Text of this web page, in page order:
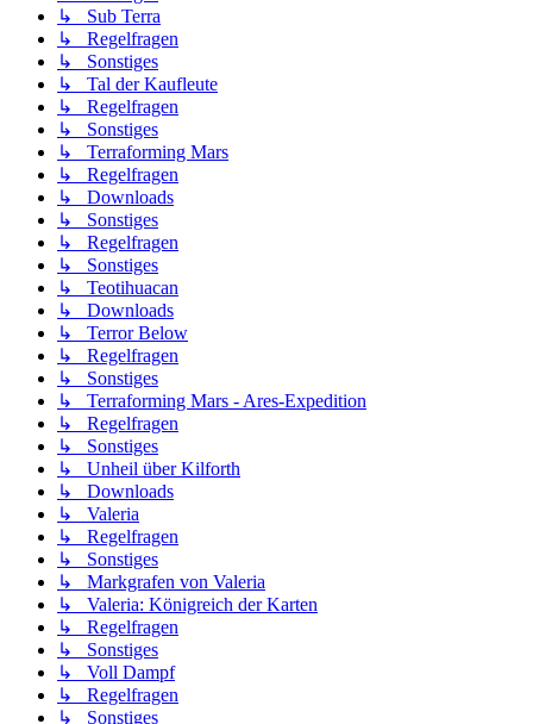
↳ Sub Terra
↳ Regelfragen
↳ Sonstiges
↳ Tal der Kaufleute
↳ Regelfragen
↳ Sonstiges
↳ Terraforming Mars
↳ Regelfragen
↳ Downloads
↳ Sonstiges
↳ Regelfragen
↳ Sonstiges
↳ Teotihuacan
↳ Downloads
↳ Terror Below
↳ Regelfragen
↳ Sonstiges
↳ Terraforming Mars - Ares-Expedition
↳ Regelfragen
↳ Sonstiges
↳ Unheil über Kilforth
↳ Downloads
↳ Valeria
↳ Regelfragen
↳ Sonstiges
↳ Markgrafen von Valeria
↳ Valeria: Königreich der Karten
↳ Regelfragen
↳ Sonstiges
↳ Voll Dampf
↳ Regelfragen
↳ Sonstiges